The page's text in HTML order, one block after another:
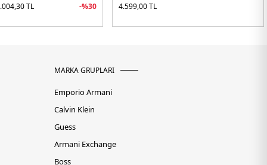
TL -%30
4.599,00TL
MARKA GRUPLARI
Emporio Armani
Calvin Klein
Guess
Armani Exchange
Boss